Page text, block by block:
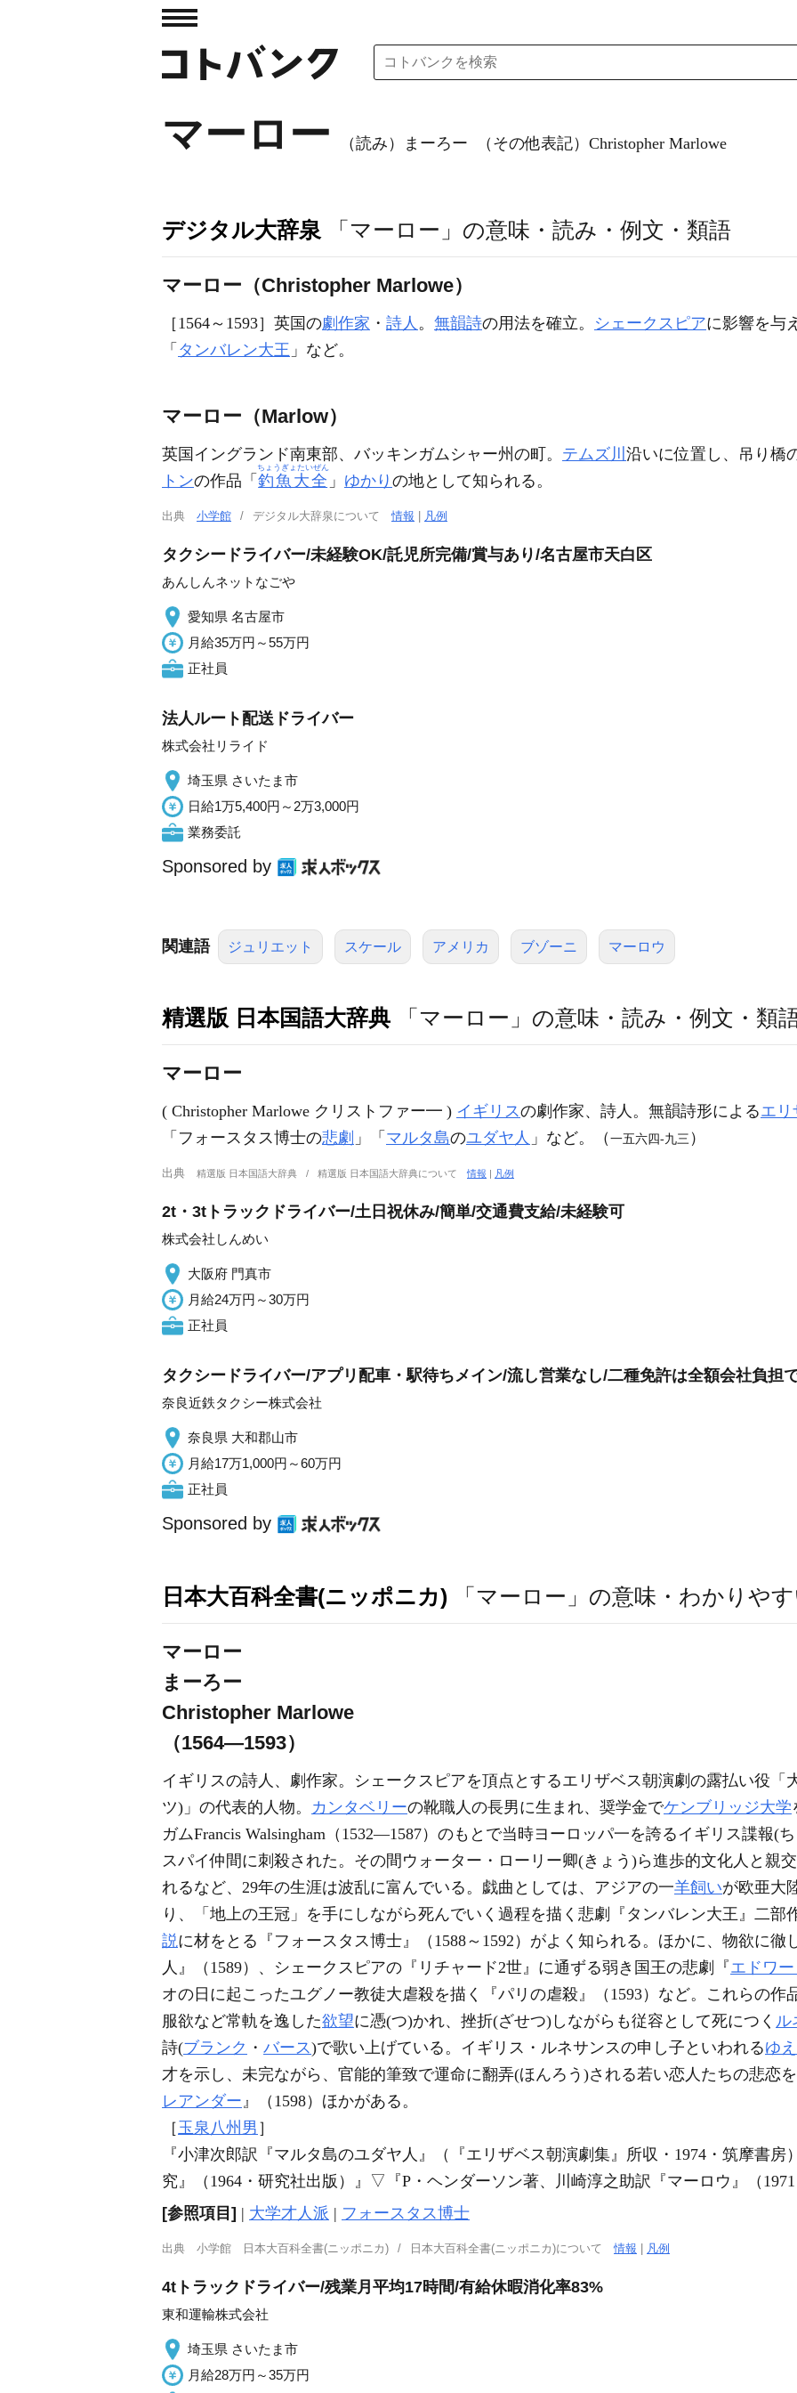
マーロー （読み）まーろー （その他表記）Christopher Marlowe
デジタル大辞泉 「マーロー」の意味・読み・例文・類語
マーロー（Christopher Marlowe）
［1564～1593］英国の劇作家 ・ 詩人 。 無韻詩の用法を確立。 シェークスピアに影響を与
「 タンバレン大王 」など。
マーロー（Marlow）
英国イングランド南東部、バッキンガムシャー州の町。 テムズ川 沿いに位置し、吊り橋
トンの作品「 釣魚大全
ちょうぎょたいぜん
」 ゆかり の地として知られる。
出典 小学館 デジタル大辞泉について情報 凡例
タクシードライバー/未経験OK/託児所完備/賞与あり/名古屋市天白区
あんしんネットなごや
愛知県 名古屋市
月給35万円～55万円
正社員
法人ルート配送ドライバー
株式会社リライド
埼玉県 さいたま市
日給1万5,400円～2万3,000円
業務委託
Sponsored by
関連語 ジュリエット スケール アメリカ ブゾーニ マーロウ
精選版 日本国語大辞典 「マーロー」の意味・読み・例文・類
マーロー
( Christopher Marlowe クリストファー━ ) イギリスの劇作家、詩人。無韻詩形によるエリ
「フォースタス博士の悲劇 」「 マルタ島のユダヤ人 」など。（一五六四‐九三 ）
出典 精選版 日本国語大辞典 精選版 日本国語大辞典について情報 | 凡例
2t・3tトラックドライバー/土日祝休み/簡単/交通費支給/未経験可
株式会社しんめい
大阪府 門真市
月給24万円～30万円
正社員
タクシードライバー/アプリ配車・駅待ちメイン/流し営業なし/二種免許は全額会社負担
奈良近鉄タクシー株式会社
奈良県 大和郡山市
月給17万1,000円～60万円
正社員
Sponsored by
日本大百科全書(ニッポニカ) 「マーロー」の意味・わかりや
マーロー
まーろー
Christopher Marlowe
（1564―1593）
イギリスの詩人、劇作家。シェークスピアを頂点とするエリザベス朝演劇の露払い役「
ツ)」の代表的人物。 カンタベリーの靴職人の長男に生まれ、奨学金でケンブリッジ大学
ガムFrancis Walsingham（1532―1587）のもとで当時ヨーロッパ一を誇るイギリス諜報(
スパイ仲間に刺殺された。その間ウォーター・ローリー卿(きょう)ら進歩的文化人と親交
れるなど、29年の生涯は波乱に富んでいる。戯曲としては、アジアの一羊飼いが欧亜大
り、「地上の王冠」を手にしながら死んでいく過程を描く悲劇『タンバレン大王』二部作
説に材をとる『フォースタス博士』（1588～1592）がよく知られる。ほかに、物欲に徹
人』（1589）、シェークスピアの『リチャード2世』に通ずる弱き国王の悲劇『エドワ
オの日に起こったユグノー教徒大虐殺を描く『パリの虐殺』（1593）など。これらの作
服欲など常軌を逸した欲望に憑(つ)かれ、挫折(ざせつ)しながらも従容として死につく ル
詩(ブランク ・ バース)で歌い上げている。イギリス・ルネサンスの申し子といわれるゆ
才を示し、未完ながら、官能的筆致で運命に翻弄(ほんろう)される若い恋人たちの悲恋
レアンダー』（1598）ほかがある。
［玉泉八州男 ］
『小津次郎訳『マルタ島のユダヤ人』（『エリザベス朝演劇集』所収・1974・筑摩書房
究』（1964・研究社出版）』 ▽ 『P・ヘンダーソン著、川崎淳之助訳『マーロウ』（
[参照項目] | 大学才人派 | フォースタス博士
出典 小学館 日本大百科全書(ニッポニカ) 日本大百科全書(ニッポニカ)について情報 凡例
4tトラックドライバー/残業月平均17時間/有給休暇消化率83%
東和運輸株式会社
埼玉県 さいたま市
月給28万円～35万円